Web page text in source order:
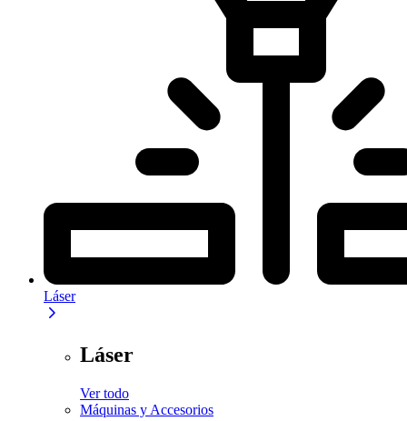
Láser
Láser
Ver todo
Máquinas y Accesorios